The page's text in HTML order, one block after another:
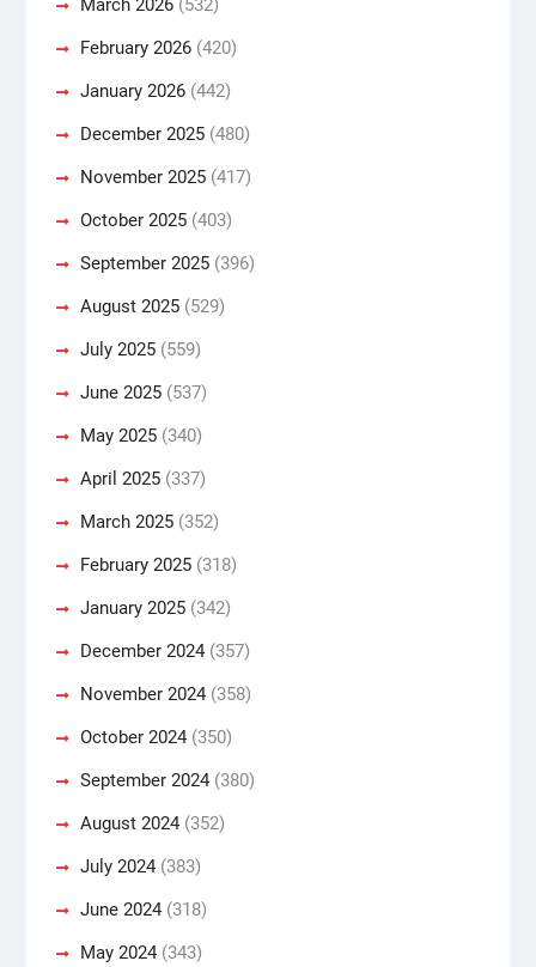
February 2026(420)
January 2026(442)
December 2025(480)
November 2025(417)
October 2025(403)
September 2025(396)
August 2025(529)
July 2025(559)
June 2025(537)
May 2025(340)
April 2025(337)
March 2025(352)
February 2025(318)
January 2025(342)
December 2024(357)
November 2024(358)
October 2024(350)
September 2024(380)
August 2024(352)
July 2024(383)
June 2024(318)
May 2024(343)